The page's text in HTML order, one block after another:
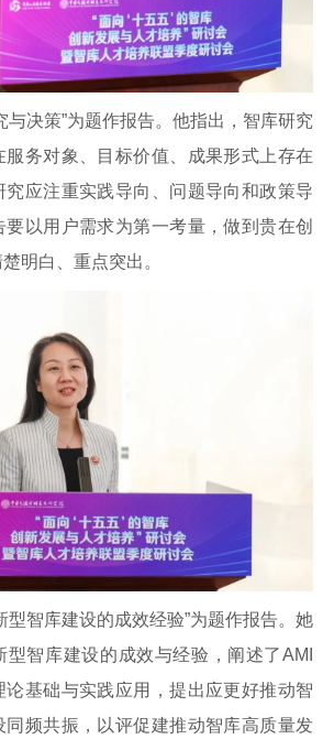
与决策”为题作报告。他指出，智库研究
服务对象、目标价值、成果形式上存在
究应注重实践导向、问题导向和政策导
以用户需求为第一考量，做到贵在创
明白、重点突出。
型智库建设的成效经验”为题作报告。她
智库建设的成效与经验，阐述了AMI
论基础与实践应用，提出应更好推动智
同频共振，以评促建推动智库高质量发